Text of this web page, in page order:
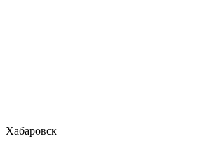
Хабаровск